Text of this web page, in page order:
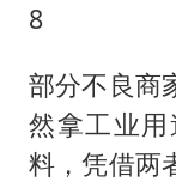
8
部分不良商
然拿工业
料，凭借两